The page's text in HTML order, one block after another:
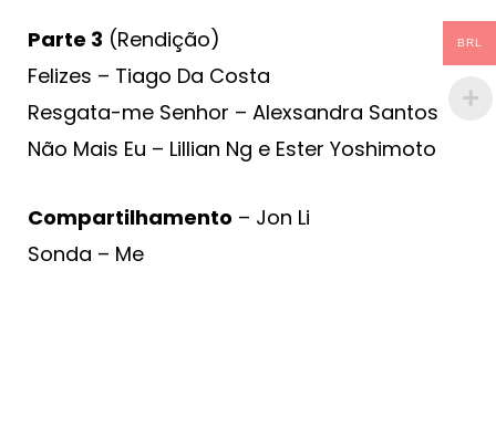
Parte 3 (Rendição)
Felizes – Tiago Da Costa
Resgata-me Senhor – Alexsandra Santos
Não Mais Eu – Lillian Ng e Ester Yoshimoto
Compartilhamento – Jon Li
Sonda – Me
BRL